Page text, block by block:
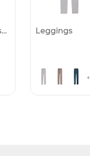
T-Shirt w/long sleeves Leggings